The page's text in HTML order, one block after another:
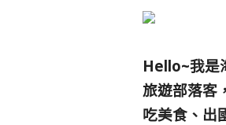
Hello~我是
旅遊部落客，
吃美食、出